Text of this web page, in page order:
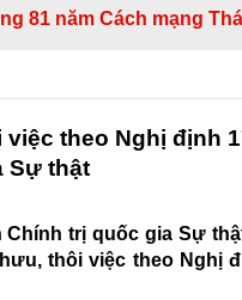
Cách mạng Tháng
theo Nghị định
Sự thật
Chính trị quốc gia Sự
thôi việc theo Nghị